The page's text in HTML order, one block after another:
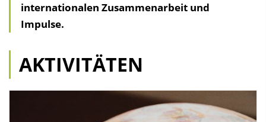
internationalen Zusammenarbeit und
Impulse.
AKTIVITÄTEN